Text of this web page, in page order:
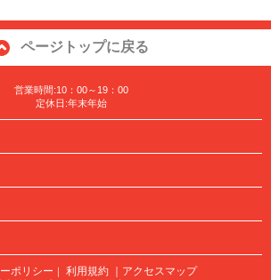
ページトップに戻る
営業時間:10：00～19：00
定休日:年末年始
ポリシー 利用規約 ｜アクセスマップ